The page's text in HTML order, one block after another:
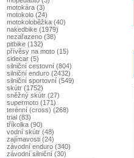
motokára (3)
motokolo (24)
motokoloběžka (40)
nakedbike (1979)
nezařazeno (38)
pitbike (132)
přívěsy na moto (15)
sidecar (5)
silniční cestovní (804)
silniční enduro (2432)
silniční sportovní (549)
skútr (1752)
sněžný skútr (27)
supermoto (171)
terénní (cross) (268)
trial (83)
tříkolka (90)
vodní skútr (48)
zajímavosti (24)
závodní enduro (340)
závodní silniční (30)